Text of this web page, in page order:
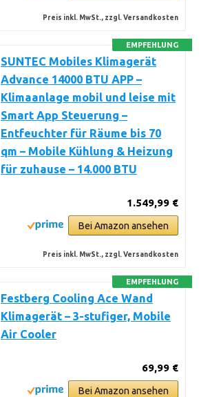
Preis inkl. MwSt., zzgl. Versandkosten
EMPFEHLUNG
SUNTEC Mobiles Klimagerät
Advance 14000 BTU APP –
Klimaanlage mobil und leise mit
Smart App Steuerung –
Entfeuchter für Räume bis 70
qm – Mobile Kühlung & Heizung
für zuhause – 14.000 BTU
1.549,99 €
Bei Amazon ansehen
Preis inkl. MwSt., zzgl. Versandkosten
EMPFEHLUNG
Festberg Cooling Ace Wand
Klimagerät – 3-stufiger, Mobile
Air Cooler
69,99 €
Bei Amazon ansehen